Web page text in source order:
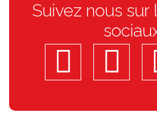
Suivez nous sur